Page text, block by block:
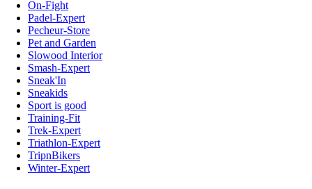
On-Fight
Padel-Expert
Pecheur-Store
Pet and Garden
Slowood Interior
Smash-Expert
Sneak'In
Sneakids
Sport is good
Training-Fit
Trek-Expert
Triathlon-Expert
TripnBikers
Winter-Expert